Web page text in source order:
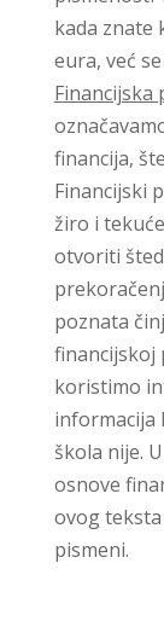
kada znate
eura, već
Financijska
financija,
Financijski
žiro i
otvoriti
poznata
financijskoj
koristimo
informacija
škola nije.
osnove
ovog
pismeni.